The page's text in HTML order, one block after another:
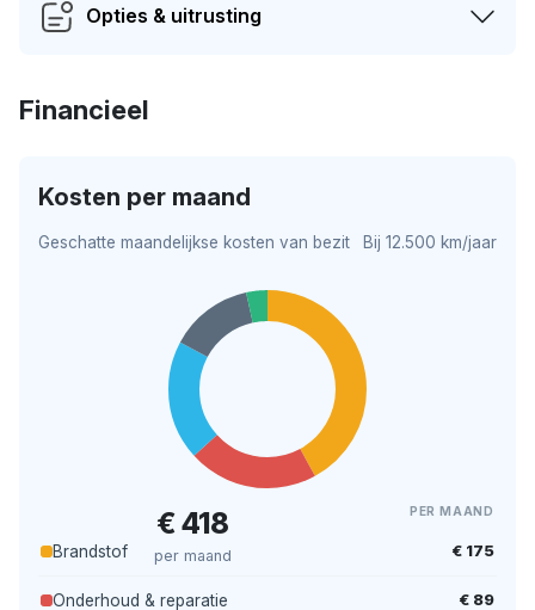
Opties & uitrusting
Financieel
Kosten per maand
Geschatte maandelijkse kosten van bezit Bij 12.500 km/jaar
€ 418
per maand
PER MAAND
Brandstof € 175
Onderhoud & reparatie € 89